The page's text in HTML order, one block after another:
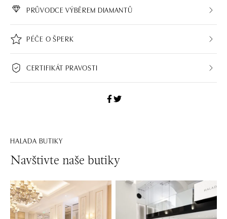
PRŮVODCE VÝBĚREM DIAMANTŮ
PÉČE O ŠPERK
CERTIFIKÁT PRAVOSTI
HALADA BUTIKY
Navštivte naše butiky